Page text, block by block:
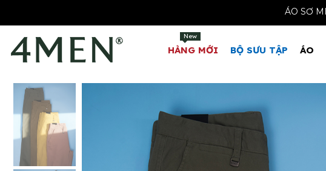
HÀNG MỚI
New
BỘ SƯU TẬP ÁO